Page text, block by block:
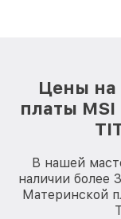
Цены на
платы MSI
В нашей
наличии более
Материнской